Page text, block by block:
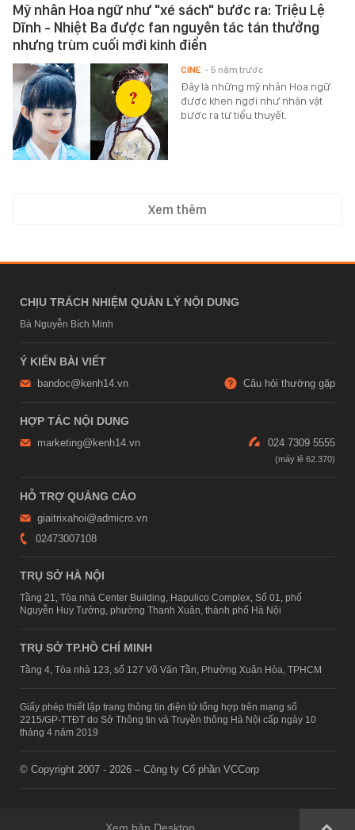
Mỹ nhân Hoa ngữ như "xé sách" bước ra: Triệu Lệ
Dĩnh - Nhiệt Ba được fan nguyên tác tán thưởng
nhưng trùm cuối mới kinh điển
Đây là những mỹ nhân Hoa ngữ
được khen ngợi như nhân vật
bước ra từ tiểu thuyết.
CINE - 5 năm trước
Xem thêm
CHỊU TRÁCH NHIỆM QUẢN LÝ NỘI DUNG
Bà Nguyễn Bích Minh
Ý KIẾN BÀI VIẾT
bandoc@kenh14.vn Câu hỏi thường gặp
HỢP TÁC NỘI DUNG
marketing@kenh14.vn 024 7309 5555
HỖ TRỢ QUẢNG CÁO
giaitrixahoi@admicro.vn
02473007108
TRỤ SỞ HÀ NỘI
Tầng 21, Tòa nhà Center Building, Hapulico Complex, Số 01, phố
Nguyễn Huy Tưởng, phường Thanh Xuân, thành phố Hà Nội
TRỤ SỞ TP.HỒ CHÍ MINH
Tầng 4, Tòa nhà 123, số 127 Võ Văn Tần, Phường Xuân Hòa, TPHCM
Giấy phép thiết lập trang thông tin điện tử tổng hợp trên mạng số
2215/GP-TTĐT do Sở Thông tin và Truyền thông Hà Nội cấp ngày 10
tháng 4 năm 2019
© Copyright 2007 - 2026 – Công ty Cổ phần VCCorp